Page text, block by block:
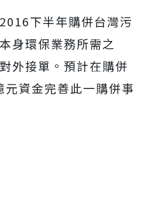
下半年購併台灣污
身環保業務所需之
外接單。預計在購併
資金完善此一購併事